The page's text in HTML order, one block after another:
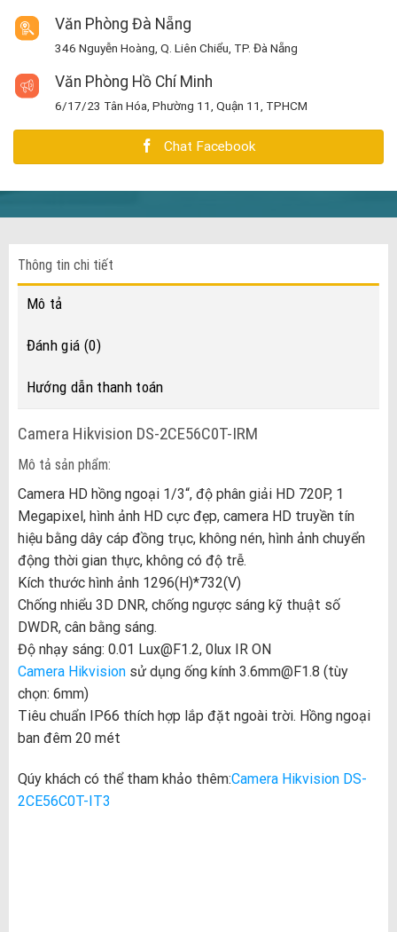
Văn Phòng Đà Nẵng
346 Nguyễn Hoàng, Q. Liên Chiểu, TP. Đà Nẵng
Văn Phòng Hồ Chí Minh
6/17/23 Tân Hóa, Phường 11, Quận 11, TPHCM
Chat Facebook
Thông tin chi tiết
Mô tả
Đánh giá (0)
Hướng dẫn thanh toán
Camera Hikvision DS-2CE56C0T-IRM
Mô tả sản phẩm:
Camera HD hồng ngoại 1/3“, độ phân giải HD 720P, 1
Megapixel, hình ảnh HD cực đẹp, camera HD truyền tín
hiệu bằng dây cáp đồng trục, không nén, hình ảnh chuyển
động thời gian thực, không có độ trễ.
Kích thước hình ảnh 1296(H)*732(V)
Chống nhiểu 3D DNR, chống ngược sáng kỹ thuật số
DWDR, cân bằng sáng.
Độ nhạy sáng: 0.01 Lux@F1.2, 0lux IR ON
Camera Hikvisionsử dụng ống kính 3.6mm@F1.8 (tùy
chọn: 6mm)
Tiêu chuẩn IP66 thích hợp lắp đặt ngoài trời. Hồng ngoại
ban đêm 20 mét
Qúy khách có thể tham khảo thêm:Camera Hikvision DS-
2CE56C0T-IT3